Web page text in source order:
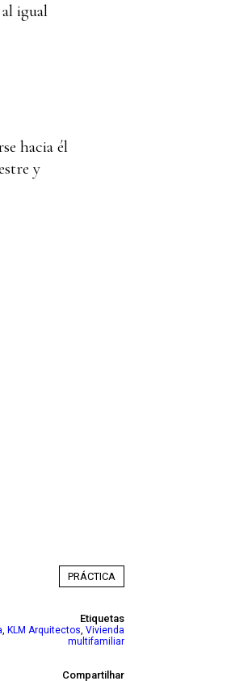
igual
hacia él
y
PRÁCTICA
Etiquetas
, KLM Arquitectos, Vivienda
multifamiliar
Compartilhar